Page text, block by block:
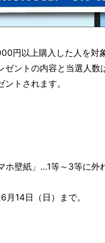
円以上購入した人を
ントの内容と当選人数
トされます。
ホ壁紙」…1等～3等に外
14日（日）まで。